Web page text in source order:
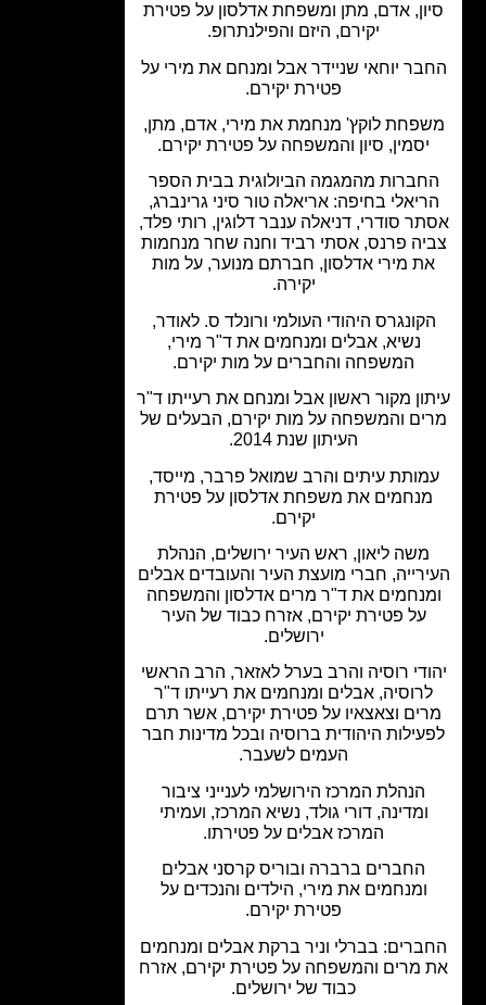
אדם, מתן ומשפחת אדלסון על פטירת
יקירם, היזם והפילנתרופ.
יוחאי שניידר אבל ומנחם את מירי על
פטירת יקירם.
לוקץ' מנחמת את מירי, אדם, מתן,
יסמין, סיון והמשפחה על פטירת יקירם.
מהמגמה הביולוגית בבית הספר
בחיפה: אריאלה טור סיני גרינברג,
סודרי, דניאלה ענבר דלוגין, רותי פלד,
פרנס, אסתי רביד וחנה שחר מנחמות
מירי אדלסון, חברתם מנוער, על מות
היהודי העולמי ורונלד ס. לאודר,
נשיא, אבלים ומנחמים את ד"ר מירי,
המשפחה והחברים על מות יקירם.
מקור ראשון אבל ומנחם את רעייתו ד"ר
והמשפחה על מות יקירם, הבעלים של
העיתון שנת 2014.
עיתים והרב שמואל פרבר, מייסד,
את משפחת אדלסון על פטירת
משה ליאון, ראש העיר ירושלים, הנהלת
חברי מועצת העיר והעובדים אבלים
את ד"ר מרים אדלסון והמשפחה
על פטירת יקירם, אזרח כבוד של העיר
ירושלים.
רוסיה והרב בערל לאזאר, הרב הראשי
אבלים ומנחמים את רעייתו ד"ר
וצאצאיו על פטירת יקירם, אשר תרם
היהודית ברוסיה ובכל מדינות חבר
העמים לשעבר.
הנהלת המרכז הירושלמי לענייני ציבור
ומדינה, דורי גולד, נשיא המרכז, ועמיתי
המרכז אבלים על פטירתו.
החברים ברברה ובוריס קרסני אבלים
ומנחמים את מירי, הילדים והנכדים על
פטירת יקירם.
בברלי וניר ברקת אבלים ומנחמים
מרים והמשפחה על פטירת יקירם, אזרח
כבוד של ירושלים.